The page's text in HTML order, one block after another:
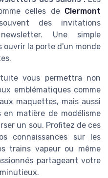
celles de Clermont
des invitations
Une simple
la porte d'un monde
vous permettra non
emblématiques comme
maquettes, mais aussi
matière de modélisme
un sou. Profitez de ces
connaissances sur les
trains vapeur ou même
partageant votre